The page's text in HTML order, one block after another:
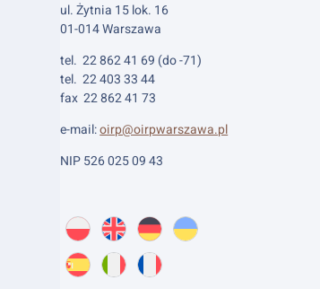
ul. Żytnia 15 lok. 16
01-014 Warszawa
tel. 22 862 41 69 (do -71)
tel. 22 403 33 44
fax 22 862 41 73
e-mail:oirp@oirpwarszawa.pl
NIP 526 025 09 43
Wybierz
język:
PL
O
nas
EN
About
us
DE
About
us
UK
About
ES
AboutIT
AboutFR
About